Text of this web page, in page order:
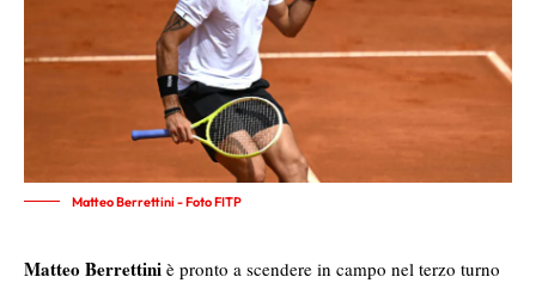
Matteo Berrettini - Foto FITP
Matteo Berrettini è pronto a scendere in campo nel terzo turno